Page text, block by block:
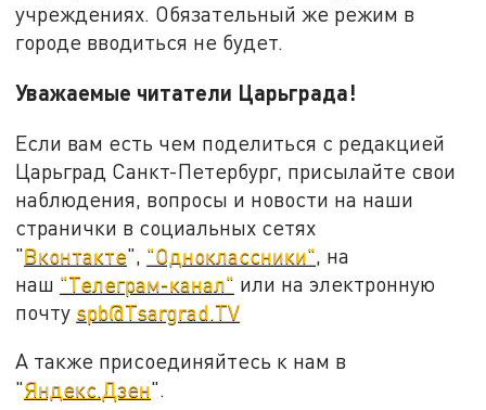
учреждениях. Обязательный же режим в
городе вводиться не будет.
Уважаемые читатели Царьграда!
Если вам есть чем поделиться с редакцией
Царьград Санкт-Петербург, присылайте свои
наблюдения, вопросы и новости на наши
странички в социальных сетях
"Вконтакте", "Одноклассники" , на
наш "Телеграм-канал" или на электронную
почту spb@Tsargrad.TV
А также присоединяйтесь к нам в
"Яндекс.Дзен".